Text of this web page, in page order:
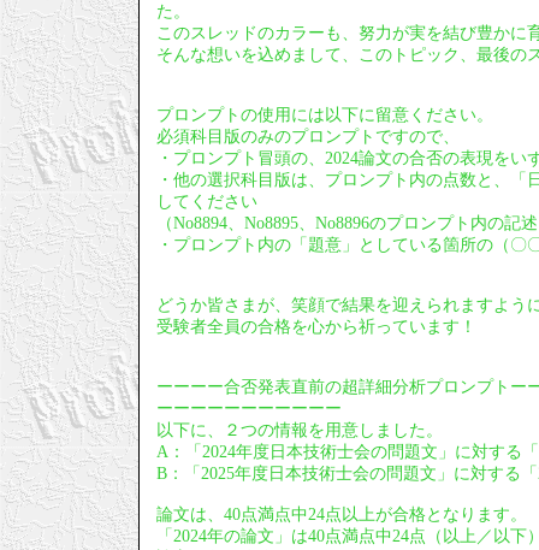
た。
このスレッドのカラーも、努力が実を結び豊かに
そんな想いを込めまして、このトピック、最後の
プロンプトの使用には以下に留意ください。
必須科目版のみのプロンプトですので、
・プロンプト冒頭の、2024論文の合否の表現をい
・他の選択科目版は、プロンプト内の点数と、
してください
（No8894、No8895、No8896のプロンプト内の記
・プロンプト内の「題意」としている箇所の（
どうか皆さまが、笑顔で結果を迎えられますよう
受験者全員の合格を心から祈っています！
ーーーー合否発表直前の超詳細分析プロンプト
ーーーーーーーーーーー
以下に、２つの情報を用意しました。
A：「2024年度日本技術士会の問題文」に対する
B：「2025年度日本技術士会の問題文」に対する
論文は、40点満点中24点以上が合格となります。
「2024年の論文」は40点満点中24点（以上／以